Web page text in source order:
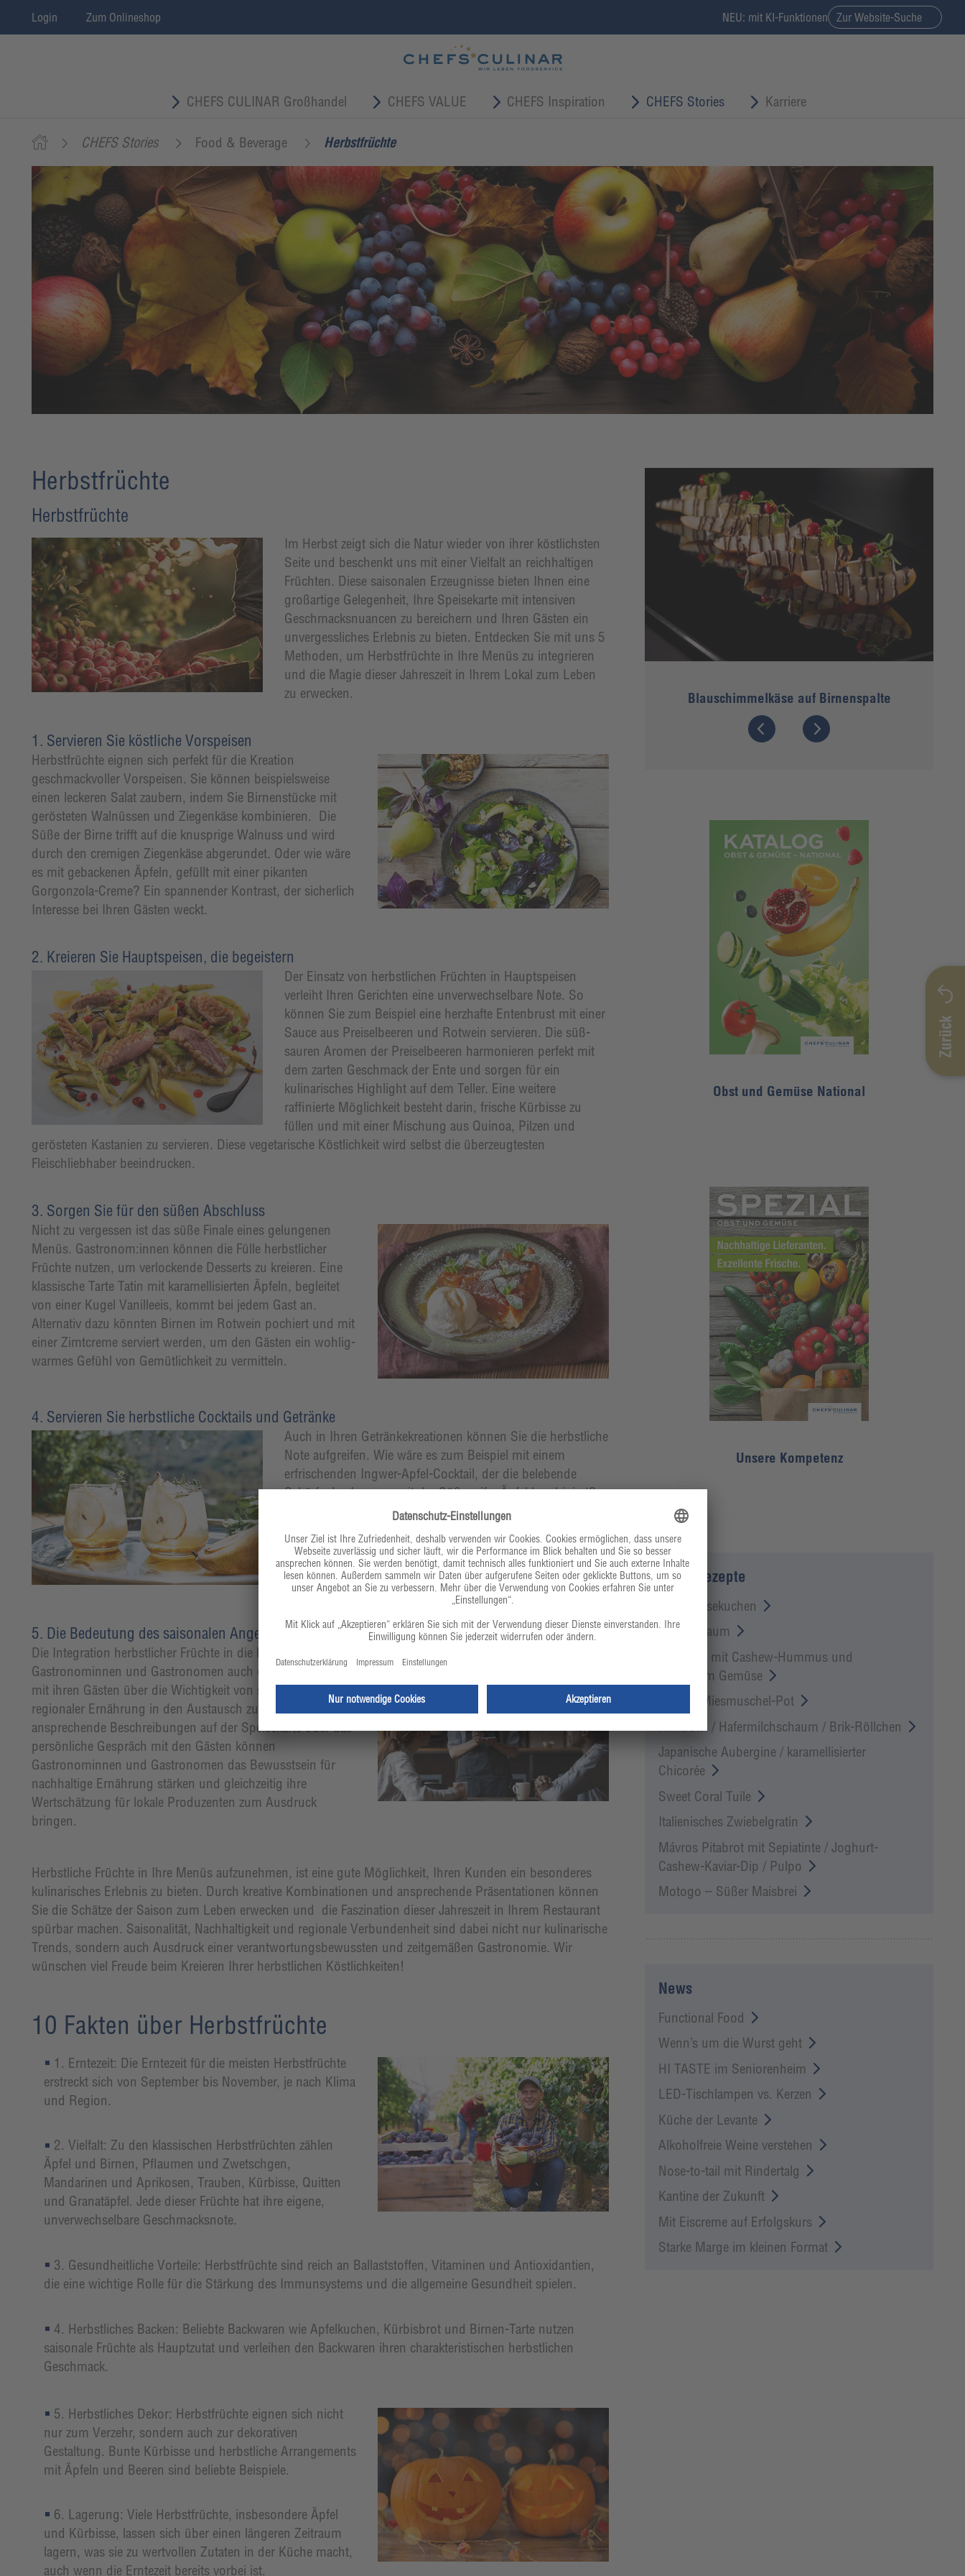
Login Zum Onlineshop NEU: mit KI-Funktionen Zur Website-Suche
CHEFS CULINAR Großhandel CHEFS VALUE CHEFS Inspiration CHEFS Stories Karriere
CHEFS Stories Food & Beverage Herbstfrüchte
Herbstfrüchte
Herbstfrüchte
Im Herbst zeigt sich die Natur wieder von ihrer köstlichsten
Seite und beschenkt uns mit einer Vielfalt an reichhaltigen
Früchten. Diese saisonalen Erzeugnisse bieten Ihnen eine
großartige Gelegenheit, Ihre Speisekarte mit intensiven
Geschmacksnuancen zu bereichern und Ihren Gästen ein
unvergessliches Erlebnis zu bieten. Entdecken Sie mit uns 5
Methoden, um Herbstfrüchte in Ihre Menüs zu integrieren
und die Magie dieser Jahreszeit in Ihrem Lokal zum Leben
zu erwecken.
1. Servieren Sie köstliche Vorspeisen
Herbstfrüchte eignen sich perfekt für die Kreation
geschmackvoller Vorspeisen. Sie können beispielsweise
einen leckeren Salat zaubern, indem Sie Birnenstücke mit
gerösteten Walnüssen und Ziegenkäse kombinieren. Die
Süße der Birne trifft auf die knusprige Walnuss und wird
durch den cremigen Ziegenkäse abgerundet. Oder wie wäre
es mit gebackenen Äpfeln, gefüllt mit einer pikanten
Gorgonzola-Creme? Ein spannender Kontrast, der sicherlich
Interesse bei Ihren Gästen weckt.
2. Kreieren Sie Hauptspeisen, die begeistern
Der Einsatz von herbstlichen Früchten in Hauptspeisen
verleiht Ihren Gerichten eine unverwechselbare Note. So
können Sie zum Beispiel eine herzhafte Entenbrust mit einer
Sauce aus Preiselbeeren und Rotwein servieren. Die süß-
sauren Aromen der Preiselbeeren harmonieren perfekt mit
dem zarten Geschmack der Ente und sorgen für ein
kulinarisches Highlight auf dem Teller. Eine weitere
raffinierte Möglichkeit besteht darin, frische Kürbisse zu
füllen und mit einer Mischung aus Quinoa, Pilzen und
gerösteten Kastanien zu servieren. Diese vegetarische Köstlichkeit wird selbst die überzeugtesten
Fleischliebhaber beeindrucken.
3. Sorgen Sie für den süßen Abschluss
Nicht zu vergessen ist das süße Finale eines gelungenen
Menüs. Gastronom:innen können die Fülle herbstlicher
Früchte nutzen, um verlockende Desserts zu kreieren. Eine
klassische Tarte Tatin mit karamellisierten Äpfeln, begleitet
von einer Kugel Vanilleeis, kommt bei jedem Gast an.
Alternativ dazu könnten Birnen im Rotwein pochiert und mit
einer Zimtcreme serviert werden, um den Gästen ein wohlig-
warmes Gefühl von Gemütlichkeit zu vermitteln.
4. Servieren Sie herbstliche Cocktails und Getränke
Auch in Ihren Getränkekreationen können Sie die herbstliche
Note aufgreifen. Wie wäre es zum Beispiel mit einem
erfrischenden Ingwer-Apfel-Cocktail, der die belebende
Schärfe des Ingwers mit der Süße reifer Äpfel kombiniert?
Oder einem prickelnden Birnen-Prosecco, der die
außergewöhnlichen Drinks ermöglichen Sie Ihren Gästen
ein einzigartiges Geschmackserlebnis, das perfekt zur Saison
passt und freuen sich zudem über eine gute Marge.
5. Die Bedeutung des saisonalen Angebots kommunizieren
Die Integration herbstlicher Früchte in die Menüs bietet
Gastronominnen und Gastronomen auch die Möglichkeit,
mit ihren Gästen über die Wichtigkeit von saisonaler und
regionaler Ernährung in den Austausch zu kommen. Durch
ansprechende Beschreibungen auf der Speisekarte oder das
persönliche Gespräch mit den Gästen können
Gastronominnen und Gastronomen das Bewusstsein für
nachhaltige Ernährung stärken und gleichzeitig ihre
Wertschätzung für lokale Produzenten zum Ausdruck
bringen.
Herbstliche Früchte in Ihre Menüs aufzunehmen, ist eine gute Möglichkeit, Ihren Kunden ein besonderes
kulinarisches Erlebnis zu bieten. Durch kreative Kombinationen und ansprechende Präsentationen können
Sie die Schätze der Saison zum Leben erwecken und die Faszination dieser Jahreszeit in Ihrem Restaurant
spürbar machen. Saisonalität, Nachhaltigkeit und regionale Verbundenheit sind dabei nicht nur kulinarische
Trends, sondern auch Ausdruck einer verantwortungsbewussten und zeitgemäßen Gastronomie. Wir
wünschen viel Freude beim Kreieren Ihrer herbstlichen Köstlichkeiten!
10 Fakten über Herbstfrüchte
1. Erntezeit: Die Erntezeit für die meisten Herbstfrüchte
erstreckt sich von September bis November, je nach Klima
und Region.
2. Vielfalt: Zu den klassischen Herbstfrüchten zählen
Äpfel und Birnen, Pflaumen und Zwetschgen,
Mandarinen und Aprikosen, Trauben, Kürbisse, Quitten
und Granatäpfel. Jede dieser Früchte hat ihre eigene,
unverwechselbare Geschmacksnote.
3. Gesundheitliche Vorteile: Herbstfrüchte sind reich an Ballaststoffen, Vitaminen und Antioxidantien,
die eine wichtige Rolle für die Stärkung des Immunsystems und die allgemeine Gesundheit spielen.
4. Herbstliches Backen: Beliebte Backwaren wie Apfelkuchen, Kürbisbrot und Birnen-Tarte nutzen
saisonale Früchte als Hauptzutat und verleihen den Backwaren ihren charakteristischen herbstlichen
Geschmack.
5. Herbstliches Dekor: Herbstfrüchte eignen sich nicht
nur zum Verzehr, sondern auch zur dekorativen
Gestaltung. Bunte Kürbisse und herbstliche Arrangements
mit Äpfeln und Beeren sind beliebte Beispiele.
6. Lagerung: Viele Herbstfrüchte, insbesondere Äpfel
und Kürbisse, lassen sich über einen längeren Zeitraum
lagern, was sie zu wertvollen Zutaten in der Küche macht,
auch wenn die Erntezeit bereits vorbei ist.
Blauschimmelkäse auf Birnenspalte
Obst und Gemüse National
Unsere Kompetenz
Neue Rezepte
Omas Käsekuchen
Milchschaum
Lava-Pita mit Cashew-Hummus und
knackigem Gemüse
Korean-Miesmuschel-Pot
Kiwibowl / Hafermilchschaum / Brik-Röllchen
Japanische Aubergine / karamellisierter
Chicorée
Sweet Coral Tuile
Italienisches Zwiebelgratin
Mávros Pitabrot mit Sepiatinte / Joghurt-
Cashew-Kaviar-Dip / Pulpo
Motogo – Süßer Maisbrei
News
Functional Food
Wenn’s um die Wurst geht
HI TASTE im Seniorenheim
LED-Tischlampen vs. Kerzen
Küche der Levante
Alkoholfreie Weine verstehen
Nose-to-tail mit Rindertalg
Kantine der Zukunft
Mit Eiscreme auf Erfolgskurs
Starke Marge im kleinen Format